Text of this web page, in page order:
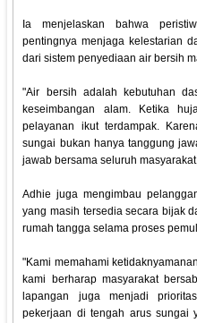
Ia menjelaskan bahwa
pentingnya menjaga kelestarian
dari sistem penyediaan air bersih
"Air bersih adalah kebutuhan
keseimbangan alam. Ketika
pelayanan ikut terdampak.
sungai bukan hanya tanggung
jawab bersama seluruh
Adhie juga mengimbau
yang masih tersedia secara bijak
rumah tangga selama proses
"Kami memahami
kami berharap masyarakat
lapangan juga menjadi
pekerjaan di tengah arus sungai